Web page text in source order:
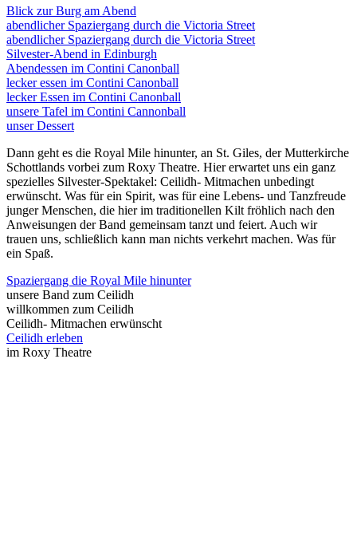
Blick zur Burg am Abend
abendlicher Spaziergang durch die Victoria Street
abendlicher Spaziergang durch die Victoria Street
Silvester-Abend in Edinburgh
Abendessen im Contini Canonball
lecker essen im Contini Canonball
lecker Essen im Contini Canonball
unsere Tafel im Contini Cannonball
unser Dessert
Dann geht es die Royal Mile hinunter, an St. Giles, der Mutterkirche
Schottlands vorbei zum Roxy Theatre. Hier erwartet uns ein ganz
spezielles Silvester-Spektakel: Ceilidh- Mitmachen unbedingt
erwünscht. Was für ein Spirit, was für eine Lebens- und Tanzfreude
junger Menschen, die hier im traditionellen Kilt fröhlich nach den
Anweisungen der Band gemeinsam tanzt und feiert. Auch wir
trauen uns, schließlich kann man nichts verkehrt machen. Was für
ein Spaß.
Spaziergang die Royal Mile hinunter
unsere Band zum Ceilidh
willkommen zum Ceilidh
Ceilidh- Mitmachen erwünscht
Ceilidh erleben
im Roxy Theatre